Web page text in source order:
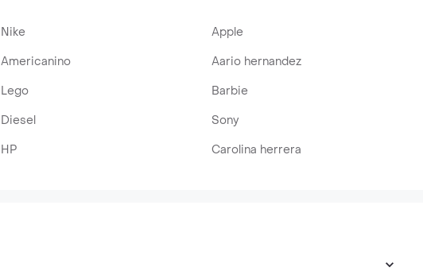
Nike
Apple
Americanino
Aario hernandez
Lego
Barbie
Diesel
Sony
HP Carolina herrera